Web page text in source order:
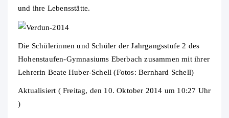
und ihre Lebensstätte.
Die Schülerinnen und Schüler der Jahrgangsstufe 2 des
Hohenstaufen-Gymnasiums Eberbach zusammen mit ihrer
Lehrerin Beate Huber-Schell (Fotos: Bernhard Schell)
Aktualisiert ( Freitag, den 10. Oktober 2014 um 10:27 Uhr
)